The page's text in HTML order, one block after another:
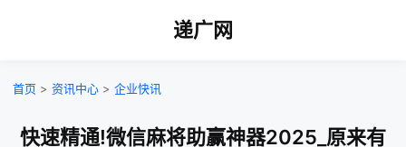
递广网
首页 > 资讯中心 > 企业快讯
快速精通!微信麻将助赢神器2025_原来有